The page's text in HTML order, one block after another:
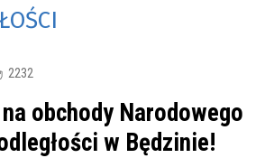
2232
obchody Narodowego
w Będzinie!